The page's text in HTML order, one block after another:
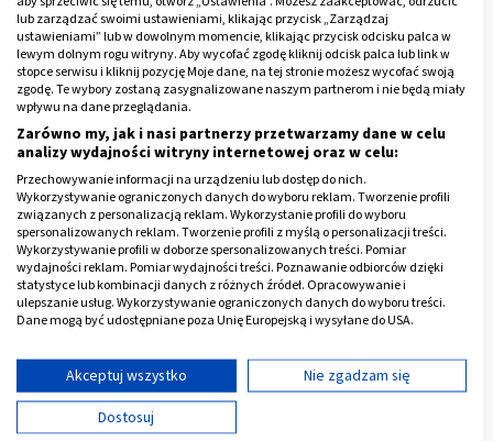
alergii powodują rano i po południu. W południe i
wieczorem ich stężenie spada, więc alergicy o tych
porach dniach zazwyczaj czują się lepiej.
ZDROWIE
Co pyli w sierpniu?
Przeczytaj
artykuł
Reklama
lub zarządzać swoimi ustawieniami, klikając przycisk „Zarządzaj
ustawieniami” lub w dowolnym momencie, klikając przycisk odcisku palca w
lewym dolnym rogu witryny. Aby wycofać zgodę kliknij odcisk palca lub link w
stopce serwisu i kliknij pozycję Moje dane, na tej stronie możesz wycofać swoją
zgodę. Te wybory zostaną zasygnalizowane naszym partnerom i nie będą miały
wpływu na dane przeglądania.
Zarówno my, jak i nasi partnerzy przetwarzamy dane w celu
analizy wydajności witryny internetowej oraz w celu:
Przechowywanie informacji na urządzeniu lub dostęp do nich.
Wykorzystywanie ograniczonych danych do wyboru reklam. Tworzenie profili
związanych z personalizacją reklam. Wykorzystanie profili do wyboru
spersonalizowanych reklam. Tworzenie profili z myślą o personalizacji treści.
Wykorzystywanie profili w doborze spersonalizowanych treści. Pomiar
wydajności reklam. Pomiar wydajności treści. Poznawanie odbiorców dzięki
statystyce lub kombinacji danych z różnych źródeł. Opracowywanie i
ulepszanie usług. Wykorzystywanie ograniczonych danych do wyboru treści.
Dane mogą być udostępniane poza Unię Europejską i wysyłane do USA.
Wyświetl listę partnerów (11 dostawców IAB)
Używamy Twoich danych w następujących celach:
Cele przetwarzania IAB:
Akceptuj wszystko
Nie zgadzam się
Dostosuj